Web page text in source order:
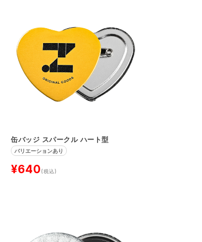
缶バッジ スパークル ハート型
バリエーションあり
¥640(税込)